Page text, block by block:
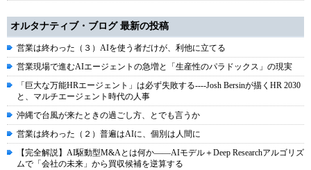
オルタナティブ・ブログ 最新の投稿
営業は終わった（３）AIを使う者だけが、利他に立てる
営業現場で進むAIエージェントの急増と「生産性のパラドックス」の現実
「巨大な万能HRエージェント」は必ず失敗する----Josh Bersinが描くHR 2030
と、マルチエージェント時代の人事
沖縄で台風が来たときの過ごし方、とでも言うか
営業は終わった（２）普遍はAIに、個別は人間に
【完全解説】AI駆動型M&Aとは何か――AIモデル＋Deep Researchアルゴリズ
ムで「会社の未来」から買収候補を逆算する